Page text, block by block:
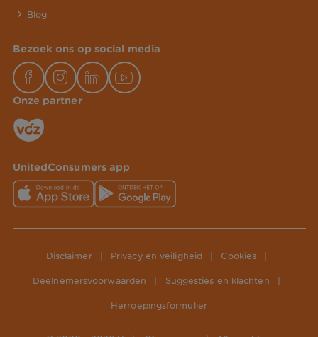
Blog
Bezoek ons op social media
Onze partner
UnitedConsumers app
Disclaimer Privacy en veiligheid Cookies
Deelnemersvoorwaarden Suggesties en klachten
Herroepingsformulier